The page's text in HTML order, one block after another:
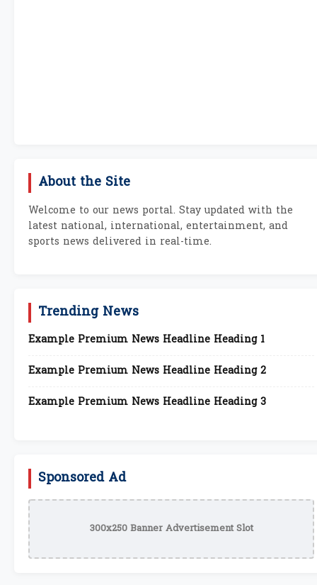
About the Site
Welcome to our news portal. Stay updated with the
latest national, international, entertainment, and
sports news delivered in real-time.
Trending News
Example Premium News Headline Heading 1
Example Premium News Headline Heading 2
Example Premium News Headline Heading 3
Sponsored Ad
300x250 Banner Advertisement Slot